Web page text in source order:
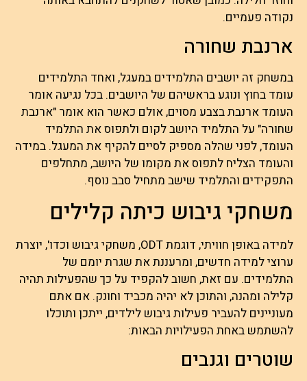
נקודה פעמיים.
ארנבת שחורה
במשחק זה יושבים התלמידים במעגל, ואחד התלמידים
עומד בחוץ ונוגע בראשיהם של היושבים. בכל נגיעה אומר
העומד ארנבת בצבע מסוים, אולם כאשר הוא אומר "ארנבת
שחורה" על התלמיד היושב לקום ולתפוס את התלמיד
העומד, לפני שהלה מספיק לסיים להקיף את המעגל. במידה
והעומד הצליח לתפוס את מקומו של היושב, מתחלפים
התפקידים והתלמיד שישב מתחיל סבב נוסף.
משחקי גיבוש כיתה קלילים
למידה באופן חוויתי, דוגמת ODT, משחקי גיבוש וכדו', יוצרת
ערוצי למידה חדשים, ומרעננת את שגרת יומם של
התלמידים. עם זאת, חשוב להקפיד על כך שהפעילות תהיה
קלילה ומהנה, והתוכן לא יהיה מכביד וחונק. אם אתם
מעוניינים להעביר פעילות גיבוש לילדים, ייתכן ותוכלו
להשתמש באחת הפעילויות הבאות:
שוטרים וגנבים